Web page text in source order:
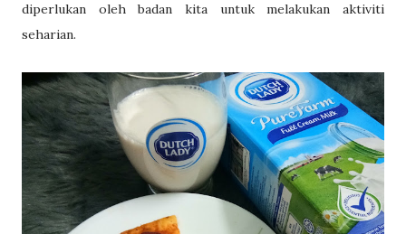
diperlukan oleh badan kita untuk melakukan aktiviti
seharian.